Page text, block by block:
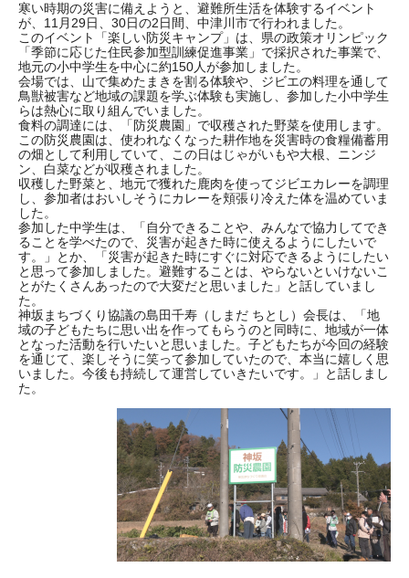
寒い時期の災害に備えようと、避難所生活を体験するイベント
が、11月29日、30日の2日間、中津川市で行われました。
このイベント「楽しい防災キャンプ」は、県の政策オリンピック
「季節に応じた住民参加型訓練促進事業」で採択された事業で、
地元の小中学生を中心に約150人が参加しました。
会場では、山で集めたまきを割る体験や、ジビエの料理を通して
鳥獣被害など地域の課題を学ぶ体験も実施し、参加した小中学生
らは熱心に取り組んでいました。
食料の調達には、「防災農園」で収穫された野菜を使用します。
この防災農園は、使われなくなった耕作地を災害時の食糧備蓄用
の畑として利用していて、この日はじゃがいもや大根、ニンジ
ン、白菜などが収穫されました。
収穫した野菜と、地元で獲れた鹿肉を使ってジビエカレーを調理
し、参加者はおいしそうにカレーを頬張り冷えた体を温めていま
した。
参加した中学生は、「自分できることや、みんなで協力してでき
ることを学べたので、災害が起きた時に使えるようにしたいで
す。」とか、「災害が起きた時にすぐに対応できるようにしたい
と思って参加しました。避難することは、やらないといけないこ
とがたくさんあったので大変だと思いました」と話していまし
た。
神坂まちづくり協議の島田千寿（しまだ ちとし）会長は、「地
域の子どもたちに思い出を作ってもらうのと同時に、地域が一体
となった活動を行いたいと思いました。子どもたちが今回の経験
を通じて、楽しそうに笑って参加していたので、本当に嬉しく思
いました。今後も持続して運営していきたいです。」と話しまし
た。